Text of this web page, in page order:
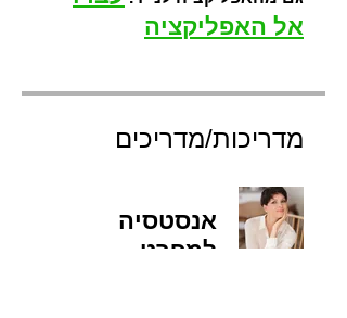
אל האפליקציה
מדריכות/מדריכים
אנסטסיה
למפרט